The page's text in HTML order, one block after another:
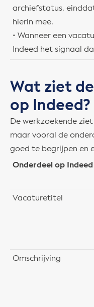
archiefstatus,
hierin mee.
• Wanneer een
Indeed het signaal
Wat ziet
op Indeed?
De werkzoekende
maar vooral de
goed te begrijpen en
Onderdeel op Indeed
Vacaturetitel
Omschrijving